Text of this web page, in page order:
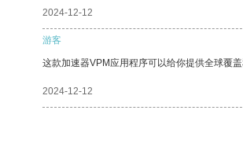
2024-12-12
游客
这款加速器VPM应用程序可以给你提供全球覆盖
2024-12-12